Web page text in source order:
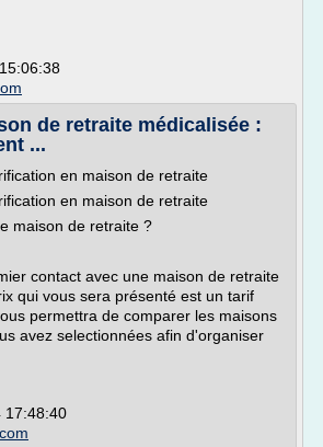
de retraite médicalisée :
...
en maison de retraite
en maison de retraite
maison de retraite ?
contact avec une maison de retraite
qui vous sera présenté est un tarif
permettra de comparer les maisons
avez selectionnées afin d'organiser
17:48:40